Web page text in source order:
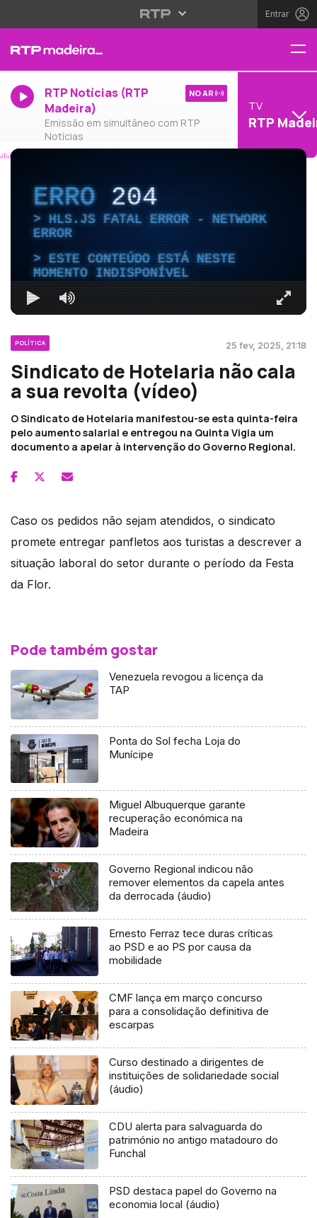
Entrar
RTP Notícias (RTP
Madeira)
Emissão em simultâneo com RTP
Notícias
NO AR
TV
RTP
ERRO204
HLS.JS FATAL ERROR - NETWORK
ERROR
ESTE CONTEÚDO ESTÁ NESTE
MOMENTO INDISPONÍVEL
POLÍTICA 25 fev, 2025, 21:18
Sindicato de Hotelaria não cala
a sua revolta (vídeo)
O Sindicato de Hotelaria manifestou-se esta quinta-feira
pelo aumento salarial e entregou na Quinta Vigia um
documento a apelar à intervenção do Governo Regional.
Caso os pedidos não sejam atendidos, o sindicato
promete entregar panfletos aos turistas a descrever a
situação laboral do setor durante o período da Festa
da Flor.
Pode também gostar
Venezuela revogou a licença da
TAP
Ponta do Sol fecha Loja do
Munícipe
Miguel Albuquerque garante
recuperação económica na
Madeira
Governo Regional indicou não
remover elementos da capela antes
da derrocada (áudio)
Ernesto Ferraz tece duras críticas
ao PSD e ao PS por causa da
mobilidade
CMF lança em março concurso
para a consolidação definitiva de
escarpas
Curso destinado a dirigentes de
instituições de solidariedade social
(áudio)
CDU alerta para salvaguarda do
património no antigo matadouro do
Funchal
PSD destaca papel do Governo na
economia local (áudio)